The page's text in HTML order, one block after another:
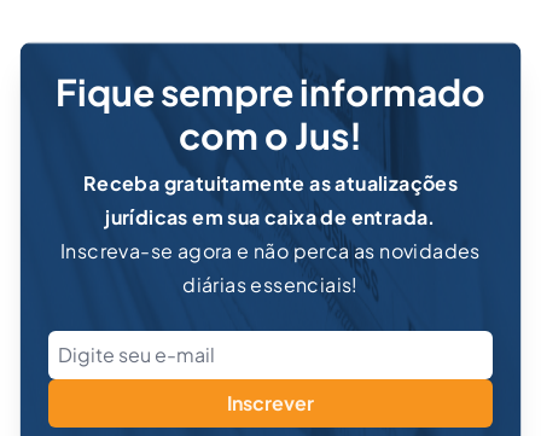
Fique sempre informado
com o Jus!
Receba gratuitamente as atualizações
jurídicas em sua caixa de entrada.
Inscreva-se agora e não perca as novidades
diárias essenciais!
Inscrever